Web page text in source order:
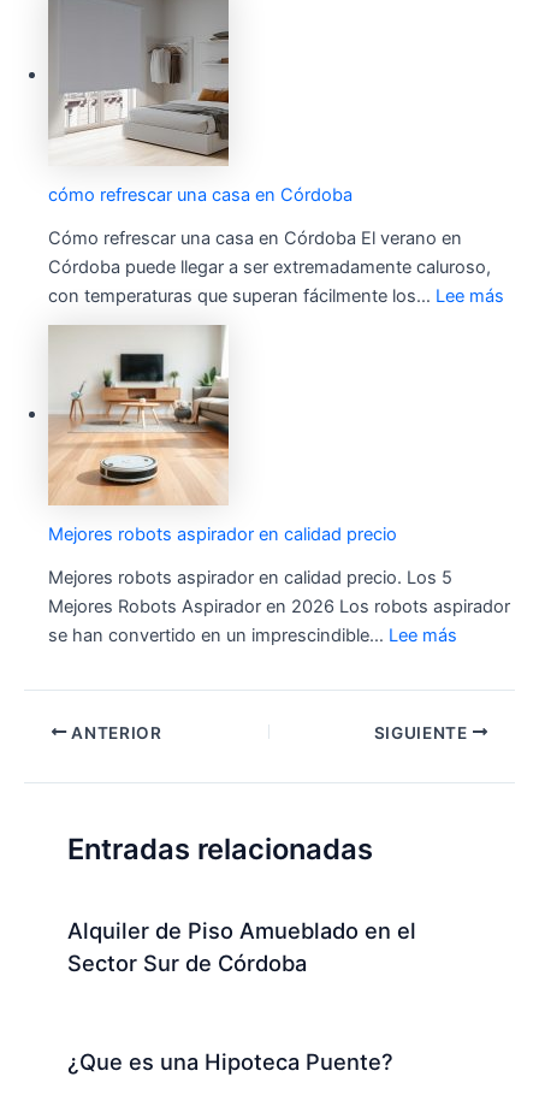
cómo refrescar una casa en Córdoba
Cómo refrescar una casa en Córdoba El verano en
Córdoba puede llegar a ser extremadamente caluroso,
con temperaturas que superan fácilmente los… Lee más
Mejores robots aspirador en calidad precio
Mejores robots aspirador en calidad precio. Los 5
Mejores Robots Aspirador en 2026 Los robots aspirador
se han convertido en un imprescindible… Lee más
ANTERIOR SIGUIENTE
Entradas relacionadas
Alquiler de Piso Amueblado en el
Sector Sur de Córdoba
¿Que es una Hipoteca Puente?